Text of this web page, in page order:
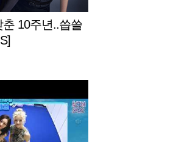
10주년..씁쓸